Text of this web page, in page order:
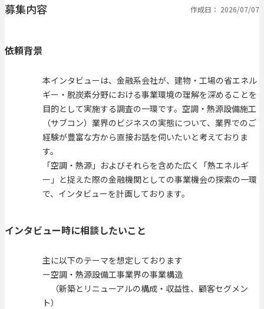
募集内容 作成日： 2026/07/07
依頼背景
本インタビューは、金融系会社が、建物・工場の省エネル
ギー・脱炭素分野における事業環境の理解を深めることを
目的として実施する調査の一環です。空調・熱源設備施工
（サブコン）業界のビジネスの実態について、業界でのご
経験が豊富な方から直接お話を伺いたいと考えておりま
す。
「空調・熱源」およびそれらを含めた広く「熱エネルギ
ー」と捉えた際の金融機関としての事業機会の探索の一環
で、インタビューを計画しております。
インタビュー時に相談したいこと
主に以下のテーマを想定しております
ー空調・熱源設備工事業界の事業構造
（新築とリニューアルの構成・収益性、顧客セグメン
ト）